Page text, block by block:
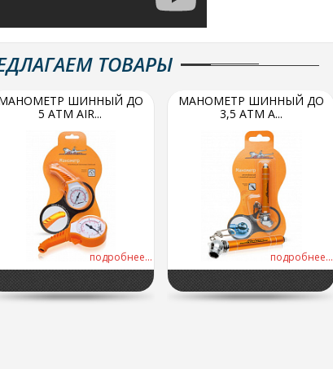
ТОВАРЫ
ШИННЫЙ ДО
5 АТМ AIR...
подробнее...
МАНОМЕТР ШИННЫЙ ДО
3,5 АТМ A...
подробнее...